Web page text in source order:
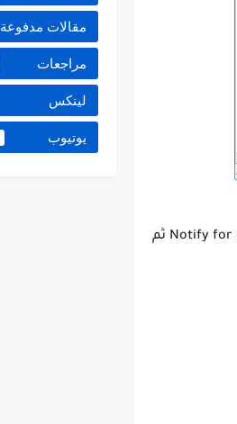
اضغط علي Enabled ثم من الخيارات Options بالاسفل قم باختيار Notify for download and notify for install ثم
مقالات مدفوعة
مراجعات
لينكس
يوتيوب